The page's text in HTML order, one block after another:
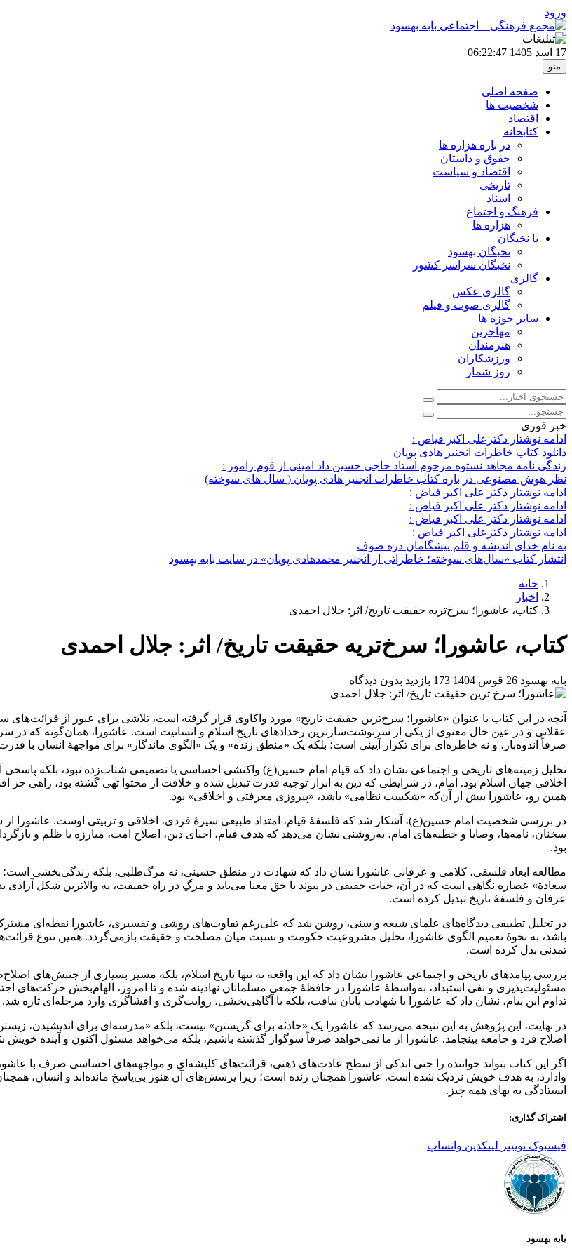
ورود
17 اسد 1405 06:22:47
منو
صفحه اصلی
شخصیت ها
اقتصاد
کتابخانه
در باره هزاره ها
حقوق و داستان
اقتصاد و سیاست
تاریخی
اسناد
فرهنگ و اجتماع
هزاره ها
با نخبگان
نخبگان بهسود
نخبگان سراسر کشور
گالری
گالری عکس
گالری صوت و فیلم
سایر حوزه ها
مهاجرین
هنرمندان
ورزشکاران
روز شمار
خبر فوری
ادامه نوشتار دکترعلی اکبر فیاص :
دانلود کتاب خاطرات انجنیر هادی پویان
زندگی نامه مجاهد نستوه مرحوم استاد حاجی حسین داد امینی از قوم راموز :
نظر هوش مصنوعی در باره کتاب خاطرات انجنیر هادی پویان ( سال های سوخته)
ادامه نوشتار دکتر علی اکبر فیاض :
ادامه نوشتار دکتر علی اکبر فیاض :
ادامه نوشتار دکتر علی اکبر فیاض :
ادامه نوشتار دکترعلی اکبر فیاض :
به نام خدای اندیشه و قلم پیشگامان دره صوف
انتشار کتاب «سال‌های سوخته؛ خاطراتی از انجنیر محمدهادی پویان» در سایت بابه بهسود
خانه
اخبار
کتاب، عاشورا؛ سرخ‌تریه حقیقت تاریخ/ اثر: جلال احمدی
کتاب، عاشورا؛ سرخ‌تریه حقیقت تاریخ/ اثر: جلال احمدی
بابه بهسود 26 قوس 1404 173 بازدید بدون دیدگاه
آنچه در این کتاب با عنوان «عاشورا؛ سرخ‌ترین حقیقت تاریخ» مورد واکاوی قرار گرفته است، تلاشی برای عبور از
صرفاً اندوه‌بار، و نه خاطره‌ای برای تکرار آیینی است؛ بلکه یک «منطق زنده» و یک «الگوی ماندگار» برای مواجهۀ انسان با
تحلیل زمینه‌های تاریخی و اجتماعی نشان داد که قیام امام حسین(ع) واکنشی احساسی یا تصمیمی شتاب‌زده نبود، بلکه پاسخی
اخلاقی جهان اسلام بود. امام، در شرایطی که دین به ابزار توجیه قدرت تبدیل شده و خلافت از محتوا تهی گشته بود، راهی
همین رو، عاشورا بیش از آن‌که «شکست نظامی» باشد، «پیروزی معرفتی و اخلاقی» بود.
در بررسی شخصیت امام حسین(ع)، آشکار شد که فلسفۀ قیام، امتداد طبیعی سیرۀ فردی، اخلاقی و تربیتی اوست.
سخنان، نامه‌ها، وصایا و خطبه‌های امام، به‌روشنی نشان می‌دهد که هدف قیام، احیای دین، اصلاح امت، مبارزه با ظلم و
بود.
مطالعه ابعاد فلسفی، کلامی و عرفانی عاشورا نشان داد که شهادت در منطق حسینی، نه مرگ‌طلبی، بلکه زندگی‌بخشی است؛
سعادة» عصاره نگاهی است که در آن، حیات حقیقی در پیوند با حق معنا می‌یابد و مرگِ در راه حقیقت، به والاترین شکل آزادی
عرفان و فلسفۀ تاریخ تبدیل کرده است.
در تحلیل تطبیقی دیدگاه‌های علمای شیعه و سنی، روشن شد که علی‌رغم تفاوت‌های روشی و تفسیری، عاشورا نقطه‌ای
باشد، به نحوۀ تعمیم الگوی عاشورا، تحلیل مشروعیت حکومت و نسبت میان مصلحت و حقیقت بازمی‌گردد. همین تنوع
تمدنی بدل کرده است.
بررسی پیامدهای تاریخی و اجتماعی عاشورا نشان داد که این واقعه نه تنها تاریخ اسلام، بلکه مسیر بسیاری از جنبش‌های
مسئولیت‌پذیری و نفی استبداد، به‌واسطۀ عاشورا در حافظۀ جمعی مسلمانان نهادینه شده و تا امروز، الهام‌بخش
تداوم این پیام، نشان داد که عاشورا با شهادت پایان نیافت، بلکه با آگاهی‌بخشی، روایت‌گری و افشاگری وارد مرحله‌ای تازه شد.
در نهایت، این پژوهش به این نتیجه می‌رسد که عاشورا یک «حادثه برای گریستن» نیست، بلکه «مدرسه‌ای برای اندیشیدن،
اصلاح فرد و جامعه بینجامد. عاشورا از ما نمی‌خواهد صرفاً سوگوار گذشته باشیم، بلکه می‌خواهد مسئول اکنون و آینده خویش
اگر این کتاب بتواند خواننده را حتی اندکی از سطح عادت‌های ذهنی، قرائت‌های کلیشه‌ای و مواجهه‌های احساسی صرف با
وادارد، به هدف خویش نزدیک شده است. عاشورا همچنان زنده است؛ زیرا پرسش‌های آن هنوز بی‌پاسخ مانده‌اند و انسان،
ایستادگی به بهای همه چیز.
اشتراک گذاری:
فیسبوک توییتر لینکدین واتساپ
بابه بهسود